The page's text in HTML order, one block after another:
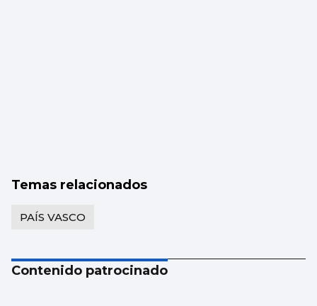
Temas relacionados
PAÍS VASCO
Contenido patrocinado